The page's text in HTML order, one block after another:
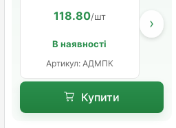
118.80/шт
В наявності
Артикул: АДМПК
›
Купити